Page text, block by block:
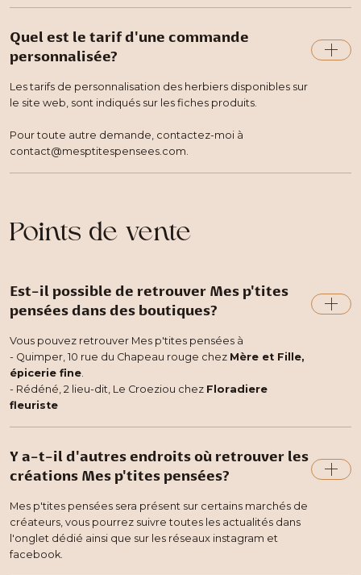
Quel est le tarif d'une commande
personnalisée?
Les tarifs de personnalisation des herbiers disponibles sur
le site web, sont indiqués sur les fiches produits.
Pour toute autre demande, contactez-moi à
contact@mesptitespensees.com.
Points de vente
Est-il possible de retrouver Mes p'tites
pensées dans des boutiques?
Vous pouvez retrouver Mes p'tites pensées à
- Quimper, 10 rue du Chapeau rouge chez Mère et Fille,
épicerie fine.
- Rédéné, 2 lieu-dit, Le Croeziou chez Floradiere
fleuriste
Y a-t-il d'autres endroits où retrouver les
créations Mes p'tites pensées?
Mes p'tites pensées sera présent sur certains marchés de
créateurs, vous pourrez suivre toutes les actualités dans
l'onglet dédié ainsi que sur les réseaux instagram et
facebook.